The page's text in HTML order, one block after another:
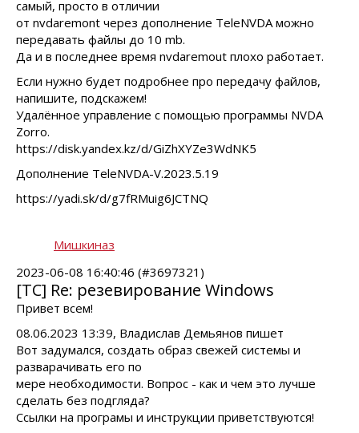
самый, просто в отличии
от nvdaremont через дополнение TeleNVDA можно
передавать файлы до 10 mb.
Да и в последнее время nvdaremout плохо работает.
Если нужно будет подробнее про передачу файлов,
напишите, подскажем!
Удалённое управление с помощью программы NVDA
Zorro.
https://disk.yandex.kz/d/GiZhXYZe3WdNK5
Дополнение TeleNVDA-V.2023.5.19
https://yadi.sk/d/g7fRMuig6JCTNQ
Мишкиназ
2023-06-08 16:40:46 (#3697321)
[TC] Re: резевирование Windows
Привет всем!
08.06.2023 13:39, Владислав Демьянов пишет
Вот задумался, создать образ свежей системы и
разварачивать его по
мере необходимости. Вопрос - как и чем это лучше
сделать без подгляда?
Ссылки на програмы и инструкции приветствуются!